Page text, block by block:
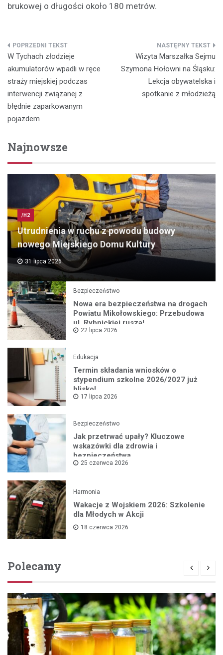
brukowej o długości około 180 metrów.
Nawigacja
wpisu
W Tychach złodzieje
akumulatorów wpadli w ręce
straży miejskiej podczas
interwencji związanej z
błędnie zaparkowanym
pojazdem
Wizyta Marszałka Sejmu
Szymona Hołowni na Śląsku:
Lekcja obywatelska i
spotkanie z młodzieżą
Najnowsze
/H2
Utrudnienia w ruchu z powodu budowy
nowego Miejskiego Domu Kultury
31 lipca 2026
Bezpieczeństwo
Nowa era bezpieczeństwa na drogach
Powiatu Mikołowskiego: Przebudowa
ul. Rybnickiej rusza!
22 lipca 2026
Edukacja
Termin składania wniosków o
stypendium szkolne 2026/2027 już
blisko!
17 lipca 2026
Bezpieczeństwo
Jak przetrwać upały? Kluczowe
wskazówki dla zdrowia i
bezpieczeństwa
25 czerwca 2026
Harmonia
Wakacje z Wojskiem 2026: Szkolenie
dla Młodych w Akcji
18 czerwca 2026
Polecamy